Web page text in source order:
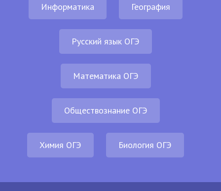
Информатика География
Русский язык ОГЭ
Математика ОГЭ
Обществознание ОГЭ
Химия ОГЭ Биология ОГЭ